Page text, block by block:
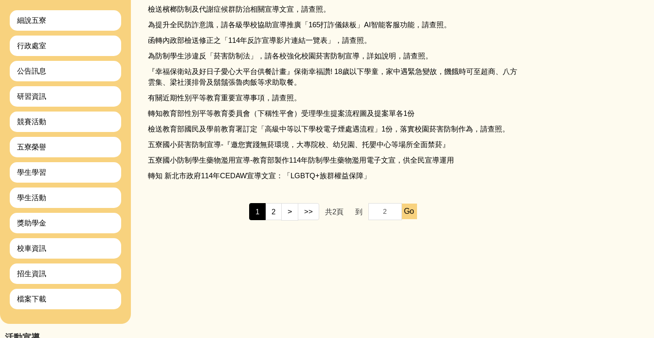
細說五寮
行政處室
公告訊息
研習資訊
競賽活動
五寮榮譽
學生學習
學生活動
獎助學金
校車資訊
招生資訊
檔案下載
檢送檳榔防制及代謝症候群防治相關宣導文宣，請查照。
為提升全民防詐意識，請各級學校協助宣導推廣「165打詐儀錶板」AI智能客服功能，請查照。
函轉內政部檢送修正之「114年反詐宣導影片連結一覽表」，請查照。
為防制學生涉違反「菸害防制法」，請各校強化校園菸害防制宣導，詳如說明，請查照。
『幸福保衛站及好日子愛心大平台供餐計畫』保衛幸福讚! 18歲以下學童，家中遇緊急變故，饑餓時可至超商、八方
雲集、梁社漢排骨及鬍鬚張魯肉飯等求助取餐。
有關近期性別平等教育重要宣導事項，請查照。
轉知教育部性別平等教育委員會（下稱性平會）受理學生提案流程圖及提案單各1份
檢送教育部國民及學前教育署訂定「高級中等以下學校電子煙處遇流程」1份，落實校園菸害防制作為，請查照。
五寮國小菸害防制宣導-『邀您實踐無菸環境，大專院校、幼兒園、托嬰中心等場所全面禁菸』
五寮國小防制學生藥物濫用宣導-教育部製作114年防制學生藥物濫用電子文宣，供全民宣導運用
轉知 新北市政府114年CEDAW宣導文宣：「LGBTQ+族群權益保障」
1 2 > >> 共2頁 到 Go